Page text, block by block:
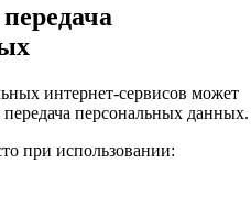
интернет-сервисов может
передача персональных данных.
при использовании: